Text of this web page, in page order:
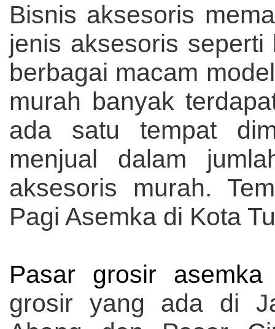
Bisnis aksesoris
jenis aksesoris
berbagai macam
murah banyak
ada satu tempat
menjual dalam
aksesoris murah.
Pagi Asemka di Kota
Pasar grosir asemka
grosir yang ada di